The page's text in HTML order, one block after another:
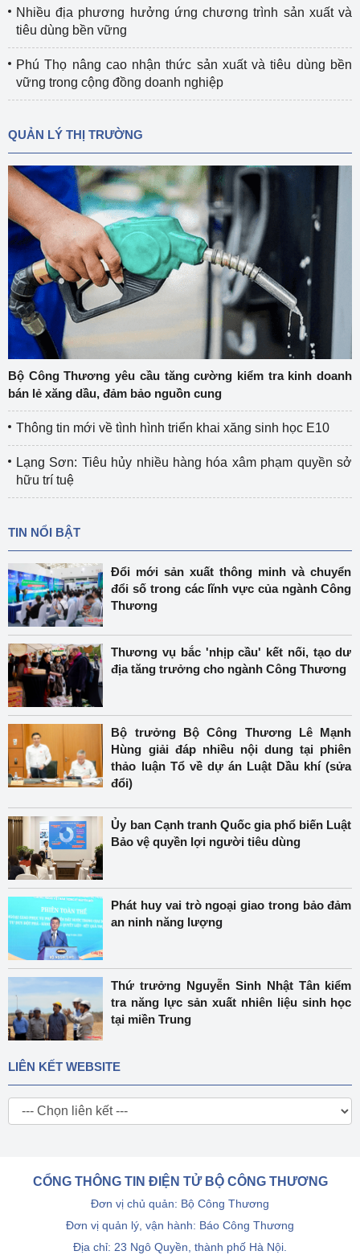
Nhiều địa phương hưởng ứng chương trình sản xuất và
tiêu dùng bền vững
Phú Thọ nâng cao nhận thức sản xuất và tiêu dùng bền
vững trong cộng đồng doanh nghiệp
QUẢN LÝ THỊ TRƯỜNG
Bộ Công Thương yêu cầu tăng cường kiểm tra kinh doanh
bán lẻ xăng dầu, đảm bảo nguồn cung
Thông tin mới về tình hình triển khai xăng sinh học E10
Lạng Sơn: Tiêu hủy nhiều hàng hóa xâm phạm quyền sở
hữu trí tuệ
TIN NỔI BẬT
Đổi mới sản xuất thông minh và chuyển
đổi số trong các lĩnh vực của ngành Công
Thương
Thương vụ bắc 'nhịp cầu' kết nối, tạo dư
địa tăng trưởng cho ngành Công Thương
Bộ trưởng Bộ Công Thương Lê Mạnh
Hùng giải đáp nhiều nội dung tại phiên
thảo luận Tổ về dự án Luật Dầu khí (sửa
đổi)
Ủy ban Cạnh tranh Quốc gia phổ biến Luật
Bảo vệ quyền lợi người tiêu dùng
Phát huy vai trò ngoại giao trong bảo đảm
an ninh năng lượng
Thứ trưởng Nguyễn Sinh Nhật Tân kiểm
tra năng lực sản xuất nhiên liệu sinh học
tại miền Trung
LIÊN KẾT WEBSITE
CỔNG THÔNG TIN ĐIỆN TỬ BỘ CÔNG THƯƠNG
Đơn vị chủ quản: Bộ Công Thương
Đơn vị quản lý, vận hành: Báo Công Thương
Địa chỉ: 23 Ngô Quyền, thành phố Hà Nội.